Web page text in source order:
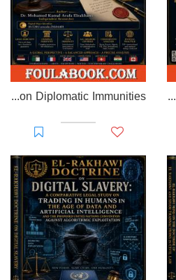
Prisoner of Perception: The El-Rakhawi Manifesto
EL-RAKHAWI MONOGRAPH on Diplomatic Immunities